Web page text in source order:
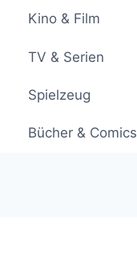
Kino & Film
TV & Serien
Spielzeug
Bücher & Comics